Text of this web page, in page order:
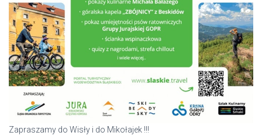
Zapraszamy do Wisły i do Mikołajek !!!